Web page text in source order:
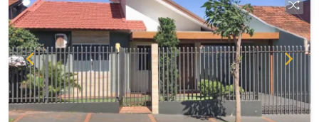
meramente ilustrativas